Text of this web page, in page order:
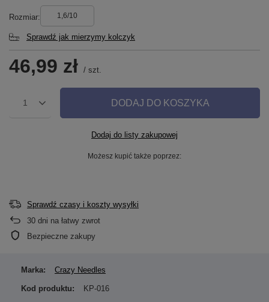
Rozmiar 1,6/10
Sprawdź jak mierzymy kolczyk
46,99 zł / szt.
1 DODAJ DO KOSZYKA
Dodaj do listy zakupowej
Możesz kupić także poprzez:
Sprawdź czasy i koszty wysyłki
30 dni na łatwy zwrot
Bezpieczne zakupy
Marka: Crazy Needles
Kod produktu: KP-016